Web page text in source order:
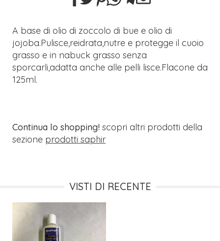
A base di olio di zoccolo di bue e olio di
jojoba.Pulisce,reidrata,nutre e protegge il cuoio
grasso e in nabuck grasso senza
sporcarli,adatta anche alle pelli lisce.Flacone da
125ml.
Continua lo shopping! scopri altri prodotti della
sezione prodotti saphir
VISTI DI RECENTE